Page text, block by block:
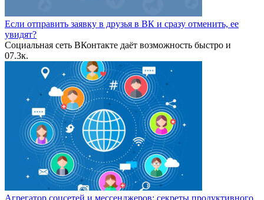
Если отправить заявку в друзья в ВК и сразу отменить, ее
увидят?
Социальная сеть ВКонтакте даёт возможность быстро и
07.3к.